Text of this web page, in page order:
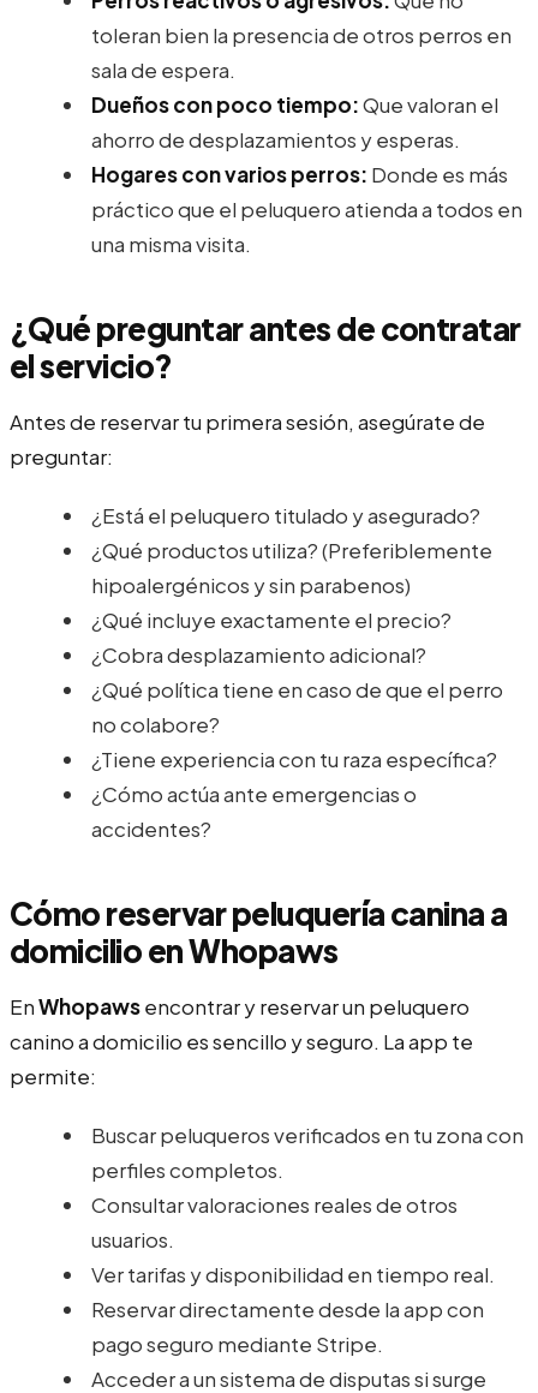
toleran bien la presencia de otros perros en
sala de espera.
Dueños con poco tiempo:Que valoran el
ahorro de desplazamientos y esperas.
Hogares con varios perros: Donde es más
práctico que el peluquero atienda a todos en
una misma visita.
¿Qué preguntar antes de contratar
el servicio?
Antes de reservar tu primera sesión, asegúrate de
preguntar:
¿Está el peluquero titulado y asegurado?
¿Qué productos utiliza? (Preferiblemente
hipoalergénicos y sin parabenos)
¿Qué incluye exactamente el precio?
¿Cobra desplazamiento adicional?
¿Qué política tiene en caso de que el perro
no colabore?
¿Tiene experiencia con tu raza específica?
¿Cómo actúa ante emergencias o
accidentes?
Cómo reservar peluquería canina a
domicilio en Whopaws
EnWhopawsencontrar y reservar un peluquero
canino a domicilio es sencillo y seguro. La app te
permite:
Buscar peluqueros verificados en tu zona con
perfiles completos.
Consultar valoraciones reales de otros
usuarios.
Ver tarifas y disponibilidad en tiempo real.
Reservar directamente desde la app con
pago seguro mediante Stripe.
Acceder a un sistema de disputas si surge